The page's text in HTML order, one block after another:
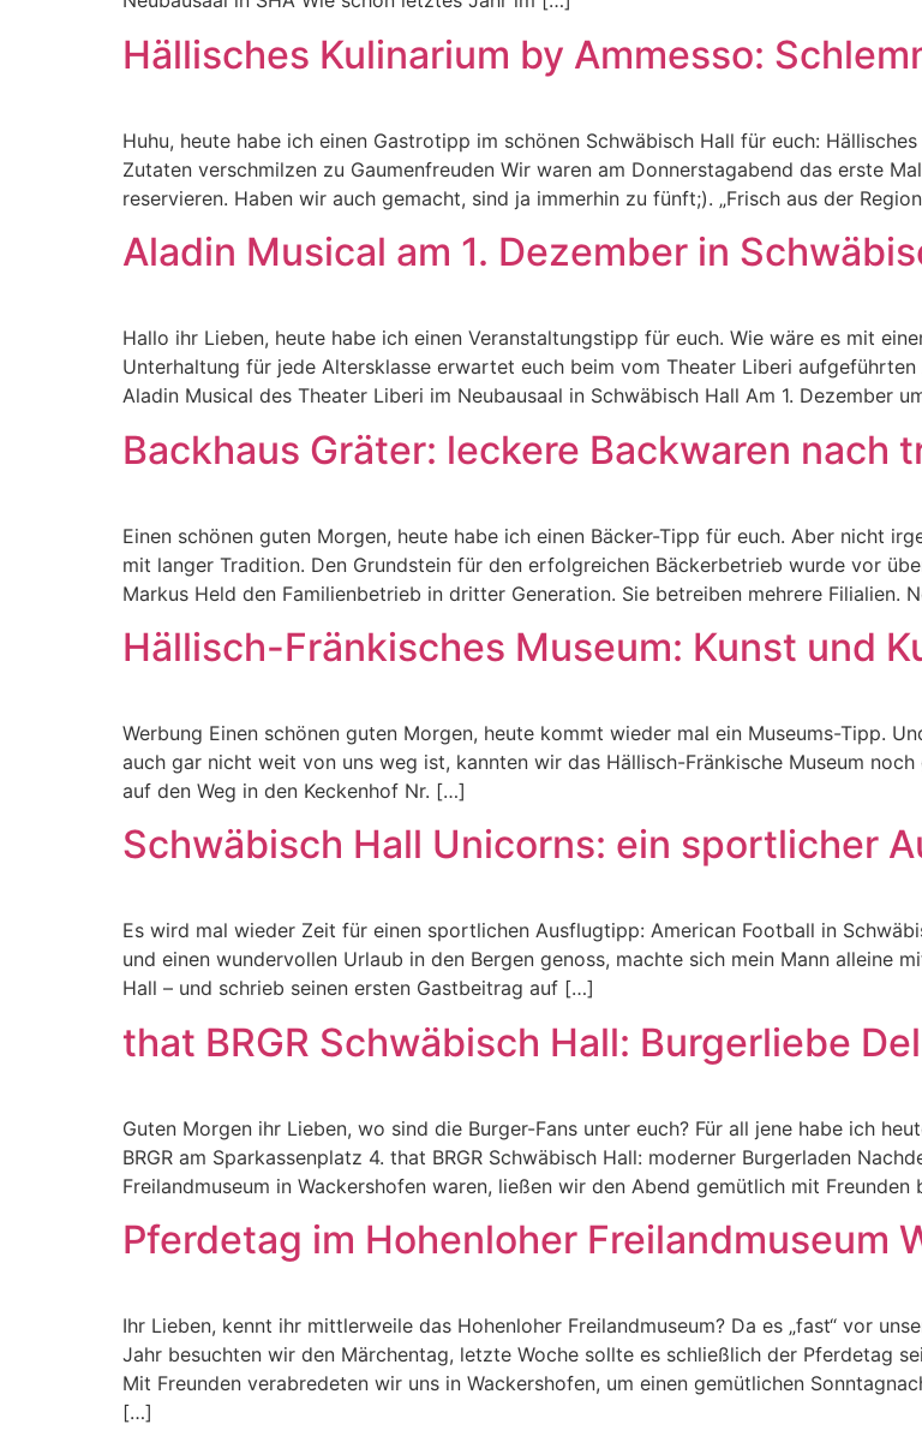
Hällisches Kulinarium by Ammesso:
Huhu, heute habe ich einen Gastrotipp im schönen Schwäbisch Hall für euch:
Zutaten verschmilzen zu Gaumenfreuden Wir waren am Donnerstagabend das erste
reservieren. Haben wir auch gemacht, sind ja immerhin zu fünft;). „Frisch aus der
Aladin Musical am 1. Dezember in
Hallo ihr Lieben, heute habe ich einen Veranstaltungstipp für euch. Wie wäre es mit
Unterhaltung für jede Altersklasse erwartet euch beim vom Theater Liberi
Aladin Musical des Theater Liberi im Neubausaal in Schwäbisch Hall Am 1. Dezember
Backhaus Gräter: leckere Backwaren nach
Einen schönen guten Morgen, heute habe ich einen Bäcker-Tipp für euch. Aber nicht
mit langer Tradition. Den Grundstein für den erfolgreichen Bäckerbetrieb wurde vor
Markus Held den Familienbetrieb in dritter Generation. Sie betreiben mehrere Filialien.
Hällisch-Fränkisches Museum: Kunst und
Werbung Einen schönen guten Morgen, heute kommt wieder mal ein Museums-Tipp.
auch gar nicht weit von uns weg ist, kannten wir das Hällisch-Fränkische Museum
auf den Weg in den Keckenhof Nr. […]
Schwäbisch Hall Unicorns: ein sportlicher
Es wird mal wieder Zeit für einen sportlichen Ausflugtipp: American Football in
und einen wundervollen Urlaub in den Bergen genoss, machte sich mein Mann alleine
Hall – und schrieb seinen ersten Gastbeitrag auf […]
that BRGR Schwäbisch Hall: Burgerliebe
Guten Morgen ihr Lieben, wo sind die Burger-Fans unter euch? Für all jene habe ich
BRGR am Sparkassenplatz 4. that BRGR Schwäbisch Hall: moderner Burgerladen
Freilandmuseum in Wackershofen waren, ließen wir den Abend gemütlich mit Freunden
Pferdetag im Hohenloher Freilandmuseum
Ihr Lieben, kennt ihr mittlerweile das Hohenloher Freilandmuseum? Da es „fast“ vor
Jahr besuchten wir den Märchentag, letzte Woche sollte es schließlich der Pferdetag
Mit Freunden verabredeten wir uns in Wackershofen, um einen gemütlichen
[…]